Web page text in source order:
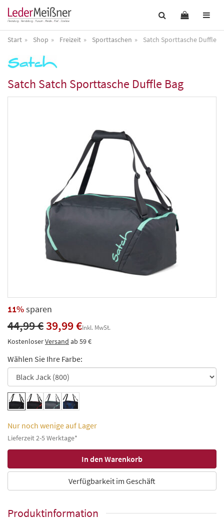
Start Shop Freizeit Sporttaschen Satch Sporttasche Duffle
Satch Satch Sporttasche Duffle Bag
11%sparen
44,99 €39,99 €Inkl. MwSt.
KostenloserVersand ab 59 €
Wählen Sie Ihre Farbe:
Nur noch wenige auf Lager
Lieferzeit 2-5 Werktage*
Verfügbarkeit im Geschäft
Produktinformation